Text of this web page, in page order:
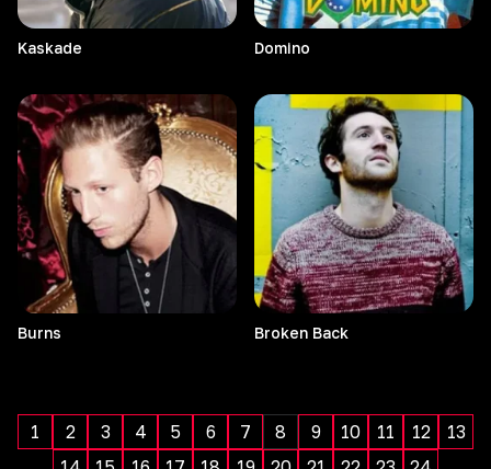
Kaskade Domino
Burns Broken Back
1 2 3 4 5 6 7 8 9 10 11 12
13